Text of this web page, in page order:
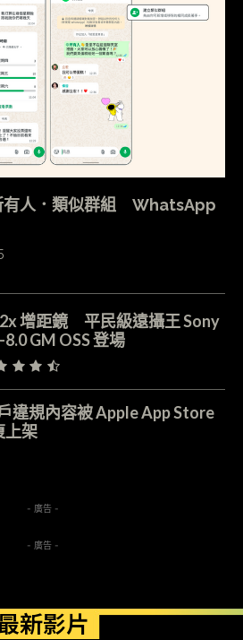
有人．類似群組 WhatsApp
增距鏡 平民級遠攝王 Sony
GM OSS 登場
違規內容被 Apple App Store
上架
- 廣告 -
- 廣告 -
新影片